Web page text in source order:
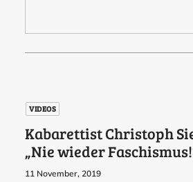
VIDEOS
Kabarettist Christoph
„Nie wieder
11 November, 2019